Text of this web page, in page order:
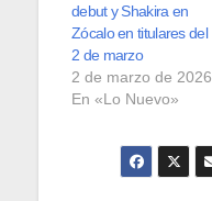
debut y Shakira en
Zócalo en titulares del
2 de marzo
2 de marzo de 2026
En «Lo Nuevo»